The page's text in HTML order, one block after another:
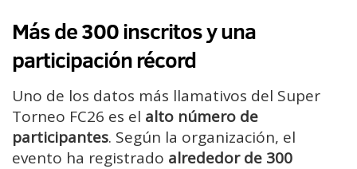
Más de 300 inscritos y una
participación récord
Uno de los datos más llamativos del Super
Torneo FC26 es el alto número de
participantes. Según la organización, el
evento ha registrado alrededor de 300